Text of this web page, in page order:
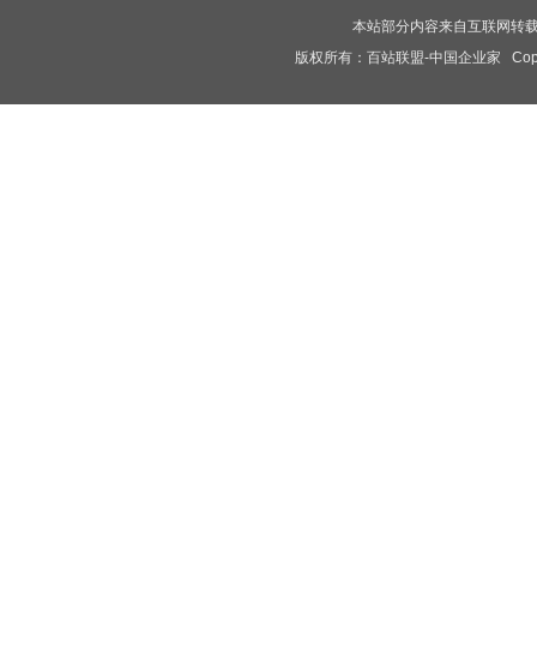
本站部分内容来自互联网转
版权所有： 百站联盟-中国企业家